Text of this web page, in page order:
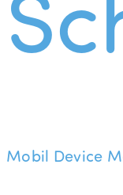
Mobil Device